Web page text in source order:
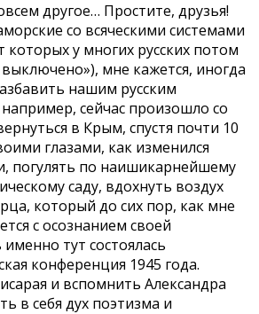
другое… Простите, друзья!
со всяческими системами
которых у многих русских потом
мне кажется, иногда
нашим русским
сейчас произошло со
в Крым, спустя почти 10
глазами, как изменился
погулять по наишикарнейшему
саду, вдохнуть воздух
который до сих пор, как мне
с осознанием своей
тут состоялась
конференция 1945 года.
и вспомнить Александра
в себя дух поэтизма и